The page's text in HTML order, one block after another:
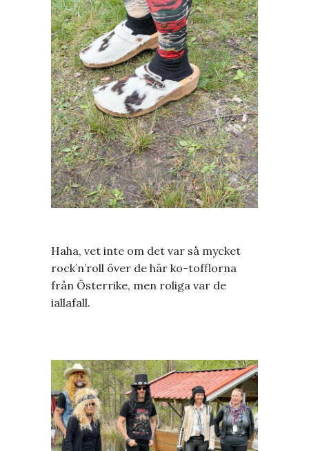
Haha, vet inte om det var så mycket
rock’n’roll över de här ko-tofflorna
från Österrike, men roliga var de
iallafall.